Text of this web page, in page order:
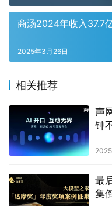
商汤2024年收入37.7
2025年3月26日
相关推荐
声
钟
最
集